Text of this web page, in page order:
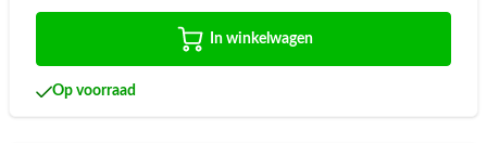
In winkelwagen
Op voorraad